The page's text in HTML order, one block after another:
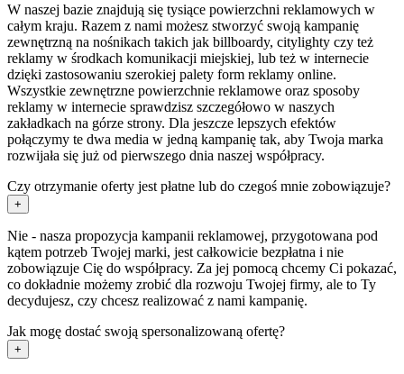
W naszej bazie znajdują się tysiące powierzchni reklamowych w
całym kraju. Razem z nami możesz stworzyć swoją kampanię
zewnętrzną na nośnikach takich jak billboardy, citylighty czy też
reklamy w środkach komunikacji miejskiej, lub też w internecie
dzięki zastosowaniu szerokiej palety form reklamy online.
Wszystkie zewnętrzne powierzchnie reklamowe oraz sposoby
reklamy w internecie sprawdzisz szczegółowo w naszych
zakładkach na górze strony. Dla jeszcze lepszych efektów
połączymy te dwa media w jedną kampanię tak, aby Twoja marka
rozwijała się już od pierwszego dnia naszej współpracy.
Czy otrzymanie oferty jest płatne lub do czegoś mnie zobowiązuje?
+
Nie - nasza propozycja kampanii reklamowej, przygotowana pod
kątem potrzeb Twojej marki, jest całkowicie bezpłatna i nie
zobowiązuje Cię do współpracy. Za jej pomocą chcemy Ci pokazać,
co dokładnie możemy zrobić dla rozwoju Twojej firmy, ale to Ty
decydujesz, czy chcesz realizować z nami kampanię.
Jak mogę dostać swoją spersonalizowaną ofertę?
+